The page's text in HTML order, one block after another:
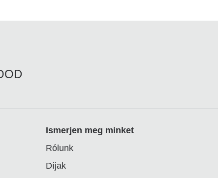
Ismerjen meg minket
Rólunk
Díjak